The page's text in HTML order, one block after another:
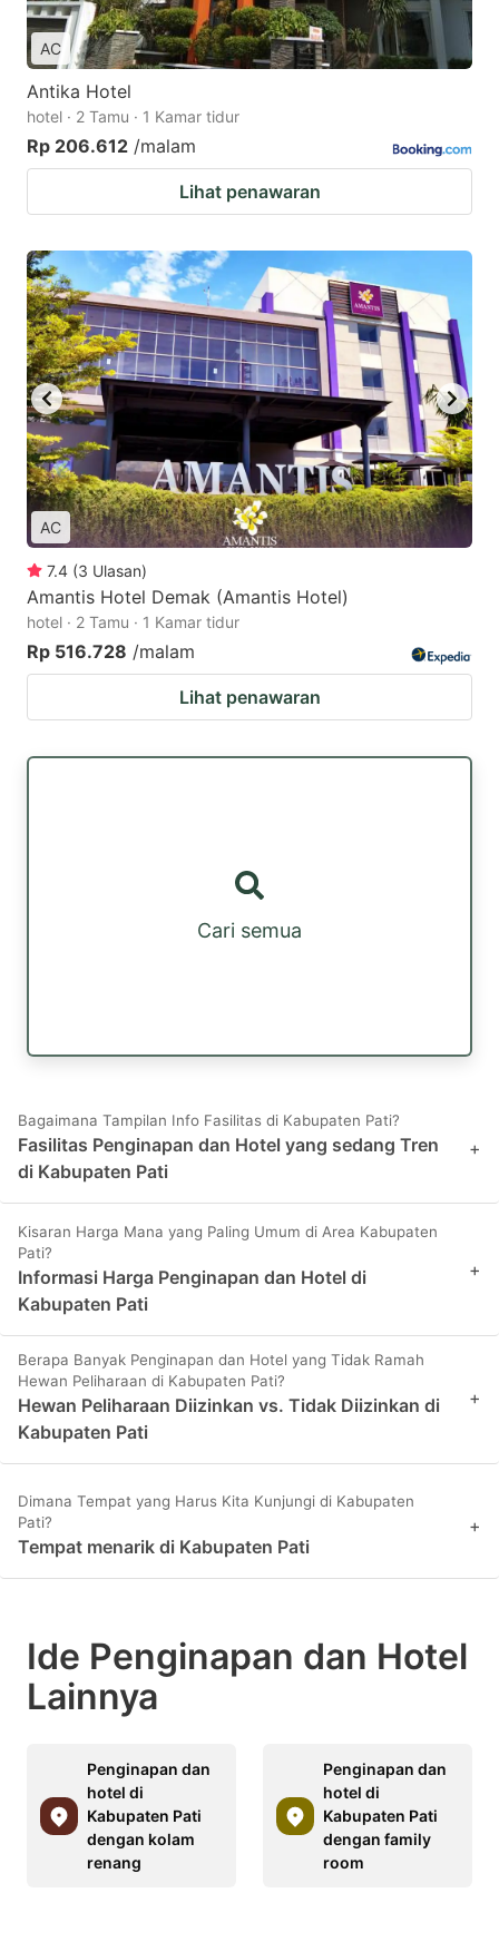
AC
Antika Hotel
hotel · 2 Tamu · 1 Kamar tidur
Rp 206.612 /malam
Lihat penawaran
AC
7.4 (3 Ulasan)
Amantis Hotel Demak (Amantis Hotel)
hotel · 2 Tamu · 1 Kamar tidur
Rp 516.728 /malam
Lihat penawaran
Cari semua
Bagaimana Tampilan Info Fasilitas di Kabupaten Pati?
Fasilitas Penginapan dan Hotel yang sedang Tren
di Kabupaten Pati
+
Kisaran Harga Mana yang Paling Umum di Area Kabupaten
Pati?
Informasi Harga Penginapan dan Hotel di
Kabupaten Pati
+
Berapa Banyak Penginapan dan Hotel yang Tidak Ramah
Hewan Peliharaan di Kabupaten Pati?
Hewan Peliharaan Diizinkan vs. Tidak Diizinkan di
Kabupaten Pati
+
Dimana Tempat yang Harus Kita Kunjungi di Kabupaten
Pati?
Tempat menarik di Kabupaten Pati
+
Ide Penginapan dan Hotel
Lainnya
Penginapan dan
hotel di
Kabupaten Pati
dengan kolam
renang
Penginapan dan
hotel di
Kabupaten Pati
dengan family
room